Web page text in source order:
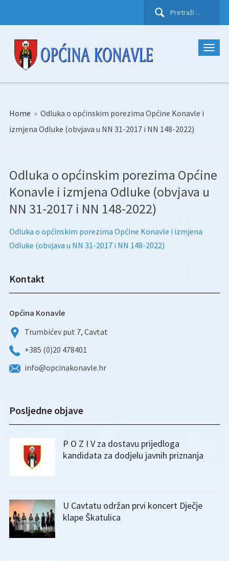
Pretraži:
Home » Odluka o općinskim porezima Općine Konavle i
izmjena Odluke (obvjava u NN 31-2017 i NN 148-2022)
Odluka o općinskim porezima Općine
Konavle i izmjena Odluke (obvjava u
NN 31-2017 i NN 148-2022)
Odluka o općinskim porezima Općine Konavle i izmjena
Odluke (obvjava u NN 31-2017 i NN 148-2022)
Kontakt
Općina Konavle
Trumbićev put 7, Cavtat
+385 (0)20 478401
info@opcinakonavle.hr
Posljedne objave
P O Z I V za dostavu prijedloga
kandidata za dodjelu javnih priznanja
U Cavtatu održan prvi koncert Dječje
klape Škatulica